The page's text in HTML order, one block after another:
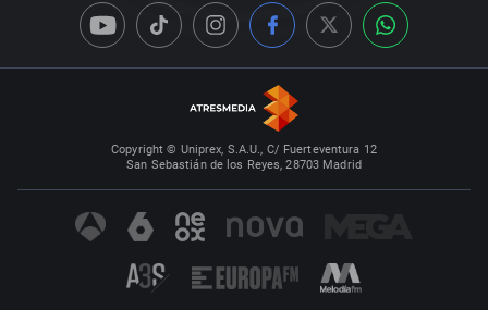
Copyright © Uniprex, S.A.U., C/ Fuerteventura 12
San Sebastián de los Reyes, 28703 Madrid